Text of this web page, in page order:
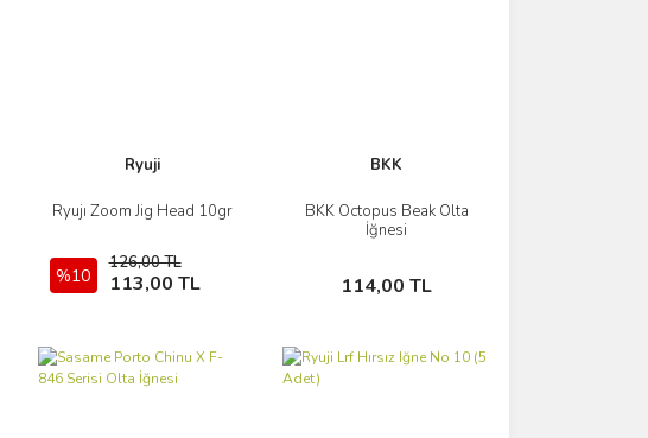
Ryuji
Ryujı Zoom Jig Head 10gr
%10
126,00 TL
113,00 TL
İncele
Sepete Ekle
BKK
BKK Octopus Beak Olta
İğnesi
114,00 TL
İncele
Sepete Ekle